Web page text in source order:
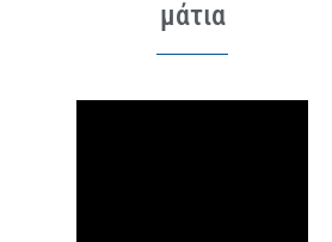
μάτια